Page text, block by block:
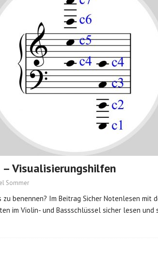
– Visualisierungshilfen
Sommer
zu benennen? Im Beitrag Sicher Notenlesen mit
im Violin- und Bassschlüssel sicher lesen und